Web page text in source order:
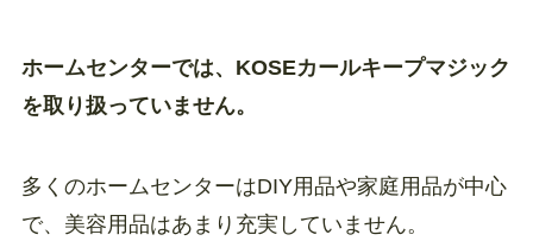
ホームセンターでは、KOSEカールキープマジック
を取り扱っていません。
多くのホームセンターはDIY用品や家庭用品が中心
で、美容用品はあまり充実していません。